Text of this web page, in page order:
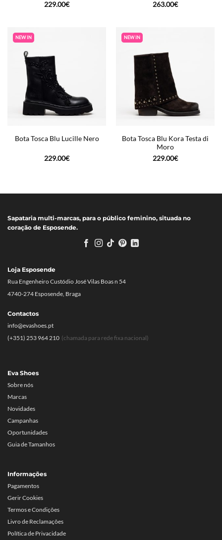
229.00€ 263.00€
NEW IN
Bota Tosca Blu Lucille Nero
229.00€
NEW IN
Bota Tosca Blu Kora Testa di
Moro
229.00€
Sapataria multi-marcas, para o público feminino, situada no
coração de Esposende.
Eva Shoes
Sobre nós
Marcas
Novidades
Campanhas
Oportunidades
Guia de Tamanhos
Informações
Pagamentos
Gerir Cookies
Termos e Condições
Livro de Reclamações
Política de Privacidade
Loja Esposende
Rua Engenheiro Custódio José Vilas Boas n 54
4740-274 Esposende, Braga
Contactos
info@evashoes.pt
(+351) 253 964 210 (chamada para rede fixa nacional)